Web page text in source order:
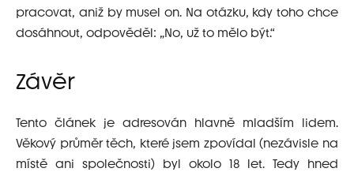
pracovat, aniž by musel on. Na otázku, kdy toho chce
dosáhnout, odpověděl: „No, už to mělo být.“
Závěr
Tento článek je adresován hlavně mladším lidem.
Věkový průměr těch, které jsem zpovídal (nezávisle na
místě ani společnosti) byl okolo 18 let. Tedy hned